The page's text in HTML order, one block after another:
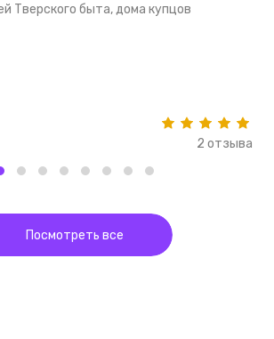
Тверского быта, дома купцов
2 отзыва
Посмотреть все